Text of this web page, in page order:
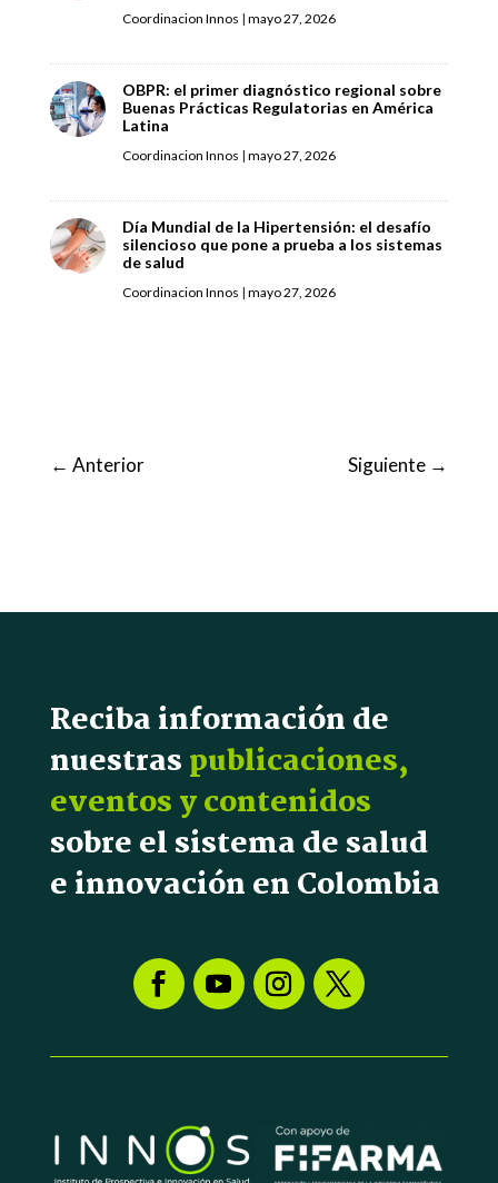
Coordinacion Innos | mayo 27, 2026
OBPR: el primer diagnóstico regional sobre
Buenas Prácticas Regulatorias en América
Latina
Coordinacion Innos | mayo 27, 2026
Día Mundial de la Hipertensión: el desafío
silencioso que pone a prueba a los sistemas
de salud
Coordinacion Innos | mayo 27, 2026
← Anterior Siguiente →
Reciba información de
nuestraspublicaciones,
eventos y contenidos
sobre el sistema de salud
e innovación en Colombia